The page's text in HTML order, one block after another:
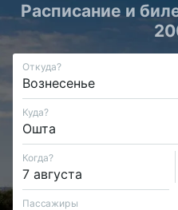
Расписание и
Откуда?
Куда?
Когда?
Пассажиры